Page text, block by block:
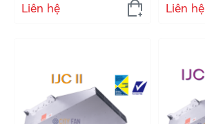
Liên hệ Liên hệ